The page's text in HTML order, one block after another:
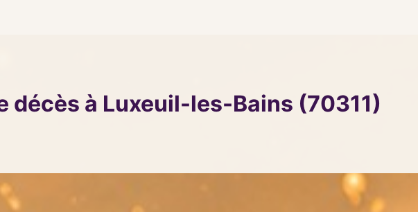
décès à Luxeuil-les-Bains (70311)